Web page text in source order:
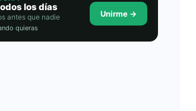
los días
antes que nadie
quieras
Unirme →